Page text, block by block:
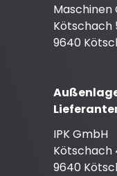
Maschinen
Kötschach
9640
IPK GmbH
Kötschach
9640